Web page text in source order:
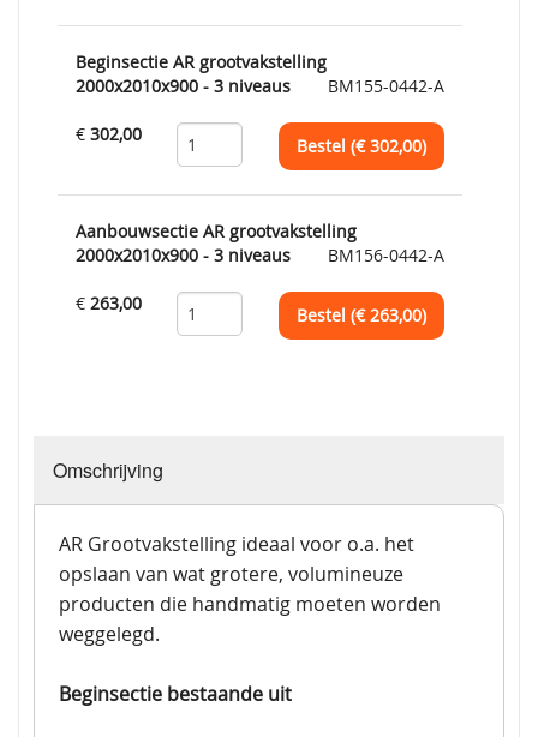
Beginsectie AR grootvakstelling
2000x2010x900 - 3 niveaus
BM155-0442-A
€ 302,00
Bestel (€302,00)
Aanbouwsectie AR grootvakstelling
2000x2010x900 - 3 niveaus
BM156-0442-A
€ 263,00
Bestel (€263,00)
Omschrijving
AR Grootvakstelling ideaal voor o.a. het
opslaan van wat grotere, volumineuze
producten die handmatig moeten worden
weggelegd.
Beginsectie bestaande uit